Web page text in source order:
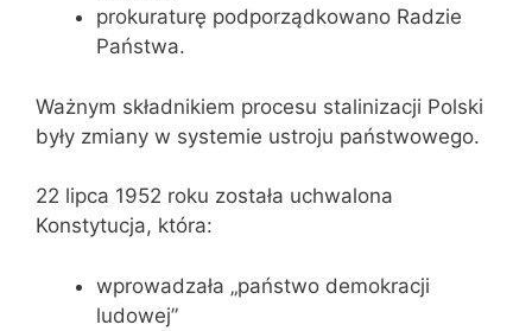
prokuraturę podporządkowano Radzie
Państwa.
Ważnym składnikiem procesu stalinizacji Polski
były zmiany w systemie ustroju państwowego.
22 lipca 1952 roku została uchwalona
Konstytucja, która:
wprowadzała „państwo demokracji
ludowej”